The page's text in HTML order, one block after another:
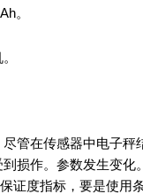
。
管在传感器中电子
损作。参数发生变
证度指标，要是使用